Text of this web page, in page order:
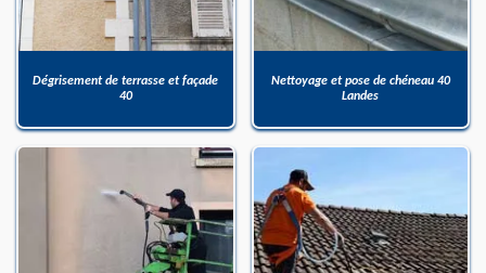
Dégrisement de terrasse et façade
40
Nettoyage et pose de chéneau 40
Landes